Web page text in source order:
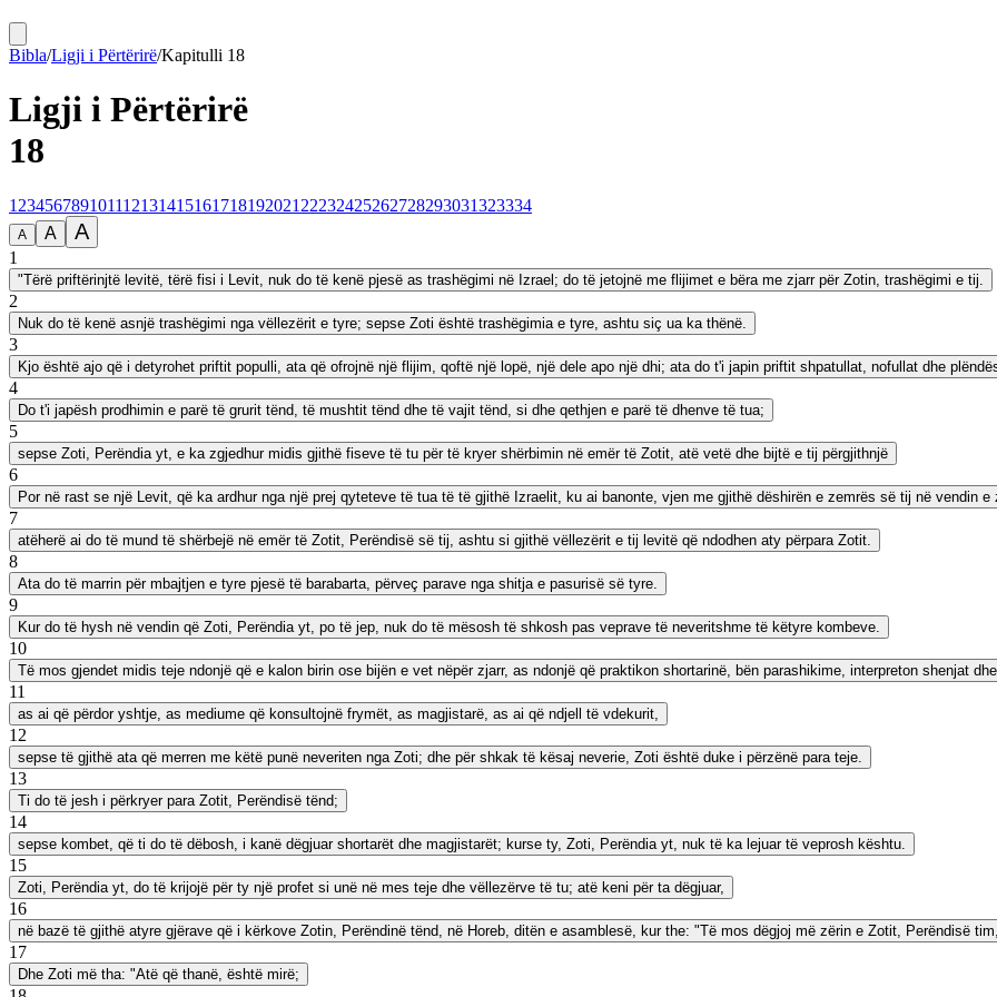
Bibla/Ligji i Përtërirë/Kapitulli 18
Ligji i Përtërirë
18
1 23456789101112131415161718192021 22232425262728293031323334
A A A
1
"Tërë priftërinjtë levitë, tërë fisi i Levit, nuk do të kenë pjesë as trashëgimi në Izrael; do të jetojnë me flijimet e bëra me zjarr për Zotin, trashëgimi e tij.
2
Nuk do të kenë asnjë trashëgimi nga vëllezërit e tyre; sepse Zoti është trashëgimia e tyre, ashtu siç ua ka thënë.
3
Kjo është ajo që i detyrohet priftit populli, ata që ofrojnë një flijim, qoftë një lopë, një dele apo një dhi; ata do t'i japin priftit shpatullat, nofullat dhe
4
Do t'i japësh prodhimin e parë të grurit tënd, të mushtit tënd dhe të vajit tënd, si dhe qethjen e parë të dhenve të tua;
5
sepse Zoti, Perëndia yt, e ka zgjedhur midis gjithë fiseve të tu për të kryer shërbimin në emër të Zotit, atë vetë dhe bijtë e tij përgjithnjë
6
Por në rast se një Levit, që ka ardhur nga një prej qyteteve të tua të të gjithë Izraelit, ku ai banonte, vjen me gjithë dëshirën e zemrës së tij në vendin e
7
atëherë ai do të mund të shërbejë në emër të Zotit, Perëndisë së tij, ashtu si gjithë vëllezërit e tij levitë që ndodhen aty përpara Zotit.
8
Ata do të marrin për mbajtjen e tyre pjesë të barabarta, përveç parave nga shitja e pasurisë së tyre.
9
Kur do të hysh në vendin që Zoti, Perëndia yt, po të jep, nuk do të mësosh të shkosh pas veprave të neveritshme të këtyre kombeve.
10
Të mos gjendet midis teje ndonjë që e kalon birin ose bijën e vet nëpër zjarr, as ndonjë që praktikon shortarinë, bën parashikime, interpreton shenjat
11
as ai që përdor yshtje, as mediume që konsultojnë frymët, as magjistarë, as ai që ndjell të vdekurit,
12
sepse të gjithë ata që merren me këtë punë neveriten nga Zoti; dhe për shkak të kësaj neverie, Zoti është duke i përzënë para teje.
13
Ti do të jesh i përkryer para Zotit, Perëndisë tënd;
14
sepse kombet, që ti do të dëbosh, i kanë dëgjuar shortarët dhe magjistarët; kurse ty, Zoti, Perëndia yt, nuk të ka lejuar të veprosh kështu.
15
Zoti, Perëndia yt, do të krijojë për ty një profet si unë në mes teje dhe vëllezërve të tu; atë keni për ta dëgjuar,
16
në bazë të gjithë atyre gjërave që i kërkove Zotin, Perëndinë tënd, në Horeb, ditën e asamblesë, kur the: "Të mos dëgjoj më zërin e Zotit, Perëndisë
17
Dhe Zoti më tha: "Atë që thanë, është mirë;